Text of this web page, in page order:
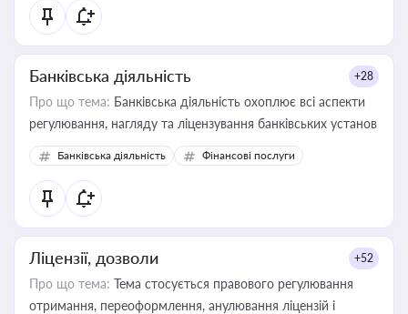
Банківська діяльність +28
Про що тема: Банківська діяльність охоплює всі аспекти
регулювання, нагляду та ліцензування банківських установ
Банківська діяльність Фінансові послуги
Ліцензії, дозволи +52
Про що тема: Тема стосується правового регулювання
отримання, переоформлення, анулювання ліцензій і